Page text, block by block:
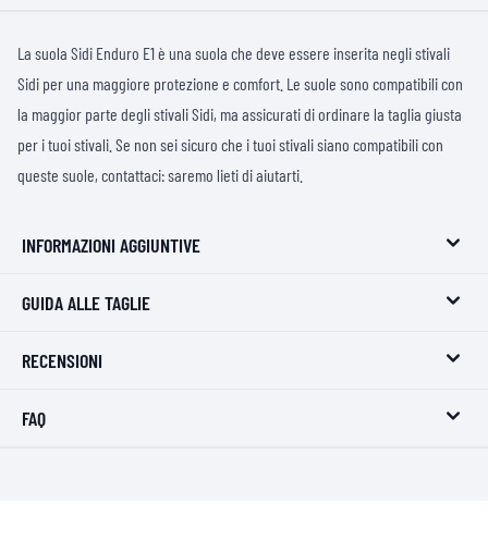
La suola Sidi Enduro E1 è una suola che deve essere inserita negli stivali
Sidi per una maggiore protezione e comfort. Le suole sono compatibili con
la maggior parte degli stivali Sidi, ma assicurati di ordinare la taglia giusta
per i tuoi stivali. Se non sei sicuro che i tuoi stivali siano compatibili con
queste suole, contattaci: saremo lieti di aiutarti.
INFORMAZIONI AGGIUNTIVE
GUIDA ALLE TAGLIE
RECENSIONI
FAQ